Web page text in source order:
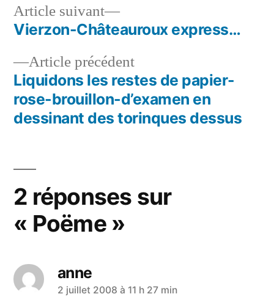
Navigation
de
l’article
Article précédentArticle
précédent :
Liquidons les restes de papier-
rose-brouillon-d’examen en
dessinant des torinques dessus
Article suivant
Article
suivant :
Vierzon-Châteauroux express…
2 réponses sur
« Poëme »
anne
a
2 juillet 2008 à 11 h 27 min